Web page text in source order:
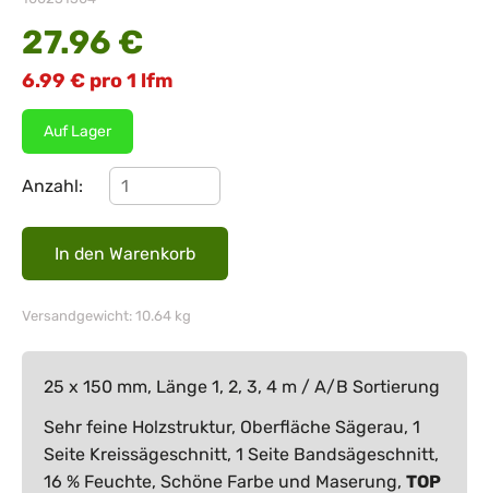
27.96 €
6.99 € pro 1 lfm
Auf Lager
Anzahl:
Versandgewicht: 10.64 kg
25 x 150 mm, Länge 1, 2, 3, 4 m / A/B Sortierung
Sehr feine Holzstruktur, Oberfläche Sägerau, 1
Seite Kreissägeschnitt, 1 Seite Bandsägeschnitt,
16 % Feuchte, Schöne Farbe und Maserung, TOP